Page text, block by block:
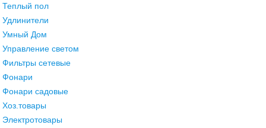
Теплый пол
Удлинители
Умный Дом
Управление светом
Фильтры сетевые
Фонари
Фонари садовые
Хоз.товары
Электротовары